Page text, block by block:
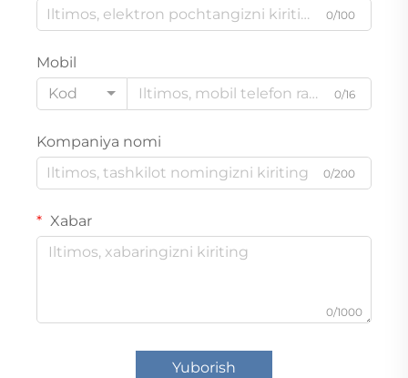
0/100
Mobil
Kod
0/16
Kompaniya nomi
0/200
Xabar
0/1000
Yuborish